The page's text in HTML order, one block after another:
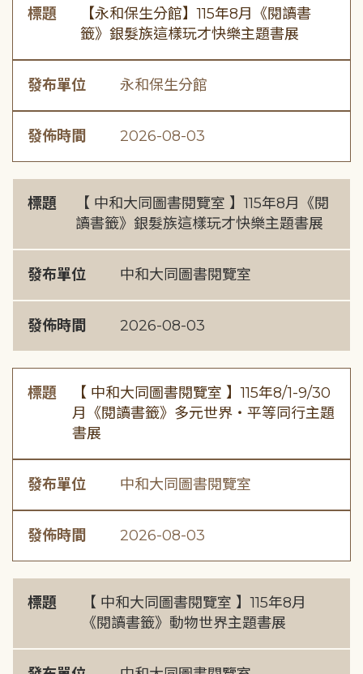
標題
【永和保生分館】115年8月《閱讀書
籤》銀髮族這樣玩才快樂主題書展
發布單位 永和保生分館
發佈時間 2026-08-03
標題
【 中和大同圖書閱覽室 】115年8月《閱
讀書籤》銀髮族這樣玩才快樂主題書展
發布單位 中和大同圖書閱覽室
發佈時間 2026-08-03
標題
【 中和大同圖書閱覽室 】115年8/1-9/30
月《閱讀書籤》多元世界・平等同行主題
書展
發布單位 中和大同圖書閱覽室
發佈時間 2026-08-03
標題
【 中和大同圖書閱覽室 】115年8月
《閱讀書籤》動物世界主題書展